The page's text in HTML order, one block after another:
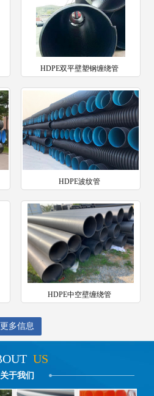
HDPE双平壁塑钢缠绕管
HDPE波纹管
HDPE中空壁缠绕管
更多信息
US
关于我们